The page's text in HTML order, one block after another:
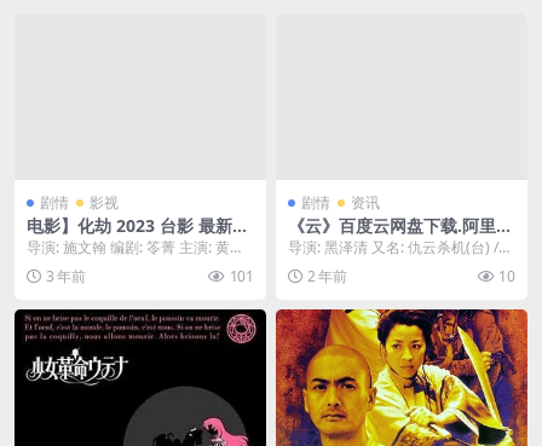
剧情 影视
电影】化劫 2023 台影 最新恐
怖片 惊悚恐怖 黄冠智 雷嘉汭
主演 国语中字 免费下载 夸克
网盘
导演: 施文翰 编剧: 笭菁 主演: 黄冠
智 / 雷嘉汭 / 刘子铨 / 曾莞婷...
3 年前 101
剧情 资讯
《云》百度云网盘下载.阿里云
盘.日语中字.(2024)
导演: 黑泽清 又名: 仇云杀机(台) /
クラウド 资源下载：云阿里云盘,百
度...2 年前 10